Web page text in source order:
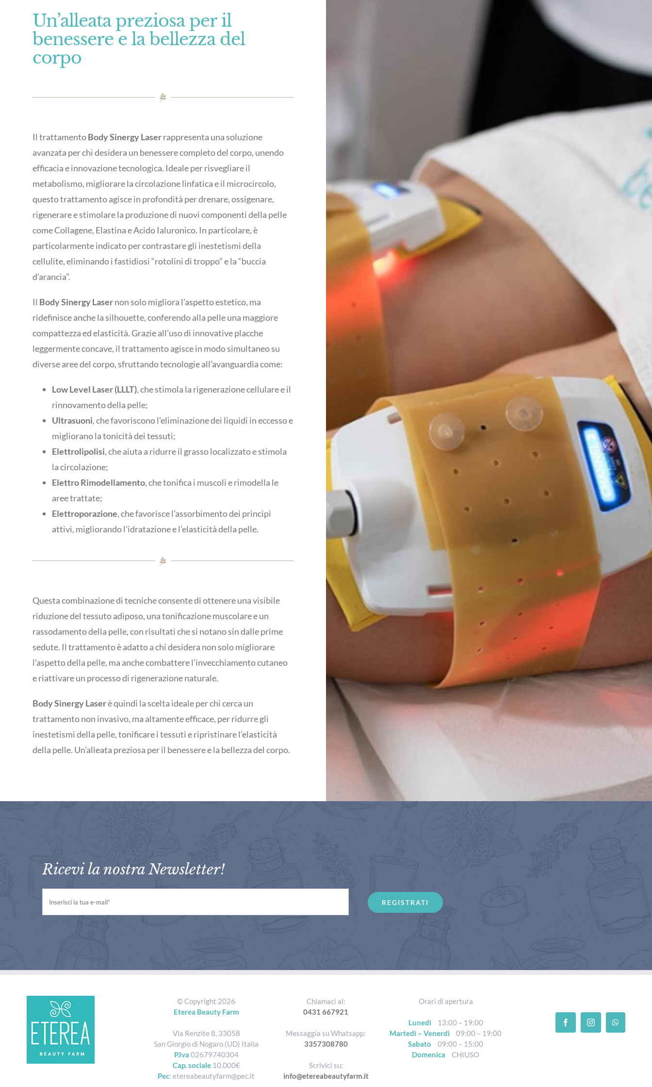
Un’alleata preziosa per il
benessere e la bellezza del
corpo
Il trattamentoBody Sinergy Laserrappresenta una soluzione
avanzata per chi desidera un benessere completo del corpo, unendo
efficacia e innovazione tecnologica. Ideale per risvegliare il
metabolismo, migliorare la circolazione linfatica e il microcircolo,
questo trattamento agisce in profondità per drenare, ossigenare,
rigenerare e stimolare la produzione di nuovi componenti della pelle
come Collagene, Elastina e Acido Ialuronico. In particolare, è
particolarmente indicato per contrastare gli inestetismi della
cellulite, eliminando i fastidiosi “rotolini di troppo” e la “buccia
d’arancia”.
Il Body Sinergy Lasernon solo migliora l’aspetto estetico, ma
ridefinisce anche la silhouette, conferendo alla pelle una maggiore
compattezza ed elasticità. Grazie all’uso di innovative placche
leggermente concave, il trattamento agisce in modo simultaneo su
diverse aree del corpo, sfruttando tecnologie all’avanguardia come:
Low Level Laser (LLLT), che stimola la rigenerazione cellulare e il
rinnovamento della pelle;
Ultrasuoni, che favoriscono l’eliminazione dei liquidi in eccesso e
migliorano la tonicità dei tessuti;
Elettrolipolisi, che aiuta a ridurre il grasso localizzato e stimola
la circolazione;
Elettro Rimodellamento, che tonifica i muscoli e rimodella le
aree trattate;
Elettroporazione, che favorisce l’assorbimento dei principi
attivi, migliorando l’idratazione e l’elasticità della pelle.
Questa combinazione di tecniche consente di ottenere una visibile
riduzione del tessuto adiposo, una tonificazione muscolare e un
rassodamento della pelle, con risultati che si notano sin dalle prime
sedute. Il trattamento è adatto a chi desidera non solo migliorare
l’aspetto della pelle, ma anche combattere l’invecchiamento cutaneo
e riattivare un processo di rigenerazione naturale.
Body Sinergy Laserè quindi la scelta ideale per chi cerca un
trattamento non invasivo, ma altamente efficace, per ridurre gli
inestetismi della pelle, tonificare i tessuti e ripristinare l’elasticità
della pelle. Un’alleata preziosa per il benessere e la bellezza del corpo.
Ricevi la nostra Newsletter!
REGISTRATI
© Copyright 2026
Eterea Beauty Farm
Via Renzite 8, 33058
San Giorgio di Nogaro (UD) Italia
P.Iva 02679740304
Cap. sociale10.000€
Pec: etereabeautyfarm@pec.it
Chiamaci al:
0431 667921
Messaggia su Whatsapp:
3357308780
Scrivici su:
info@etereabeautyfarm.it
Orari di apertura
Lunedì
13:00 – 19:00
Martedì – Venerdì
09:00 – 19:00
Sabato
09:00 – 15:00
Domenica
CHIUSO